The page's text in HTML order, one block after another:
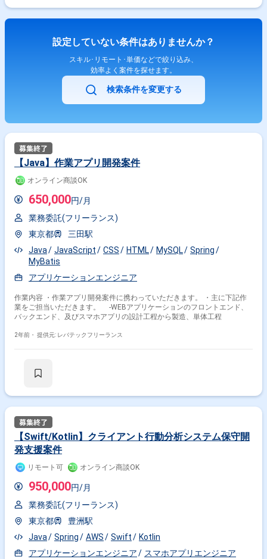
設定していない条件はありませんか？
スキル･リモート･単価などで絞り込み、
効率よく案件を探せます。
検索条件を変更する
【Java】作業アプリ開発案件
オンライン商談OK
650,000円/月
業務委託(フリーランス)
東京都
三田駅
Java
JavaScript CSS HTML MySQL
Spring
MyBatis
アプリケーションエンジニア
作業内容 ・作業アプリ開発案件に携わっていただきます。 ・主に下記作
業をご担当いただきます。 -WEBアプリケーションのフロントエンド、
バックエンド、及びスマホアプリの設計工程から製造、単体工程
2年前・ 提供元: レバテックフリーランス
【Swift/Kotlin】クライアント行動分析システム保守開
発支援案件
リモート可 オンライン商談OK
950,000円/月
業務委託(フリーランス)
東京都
豊洲駅
Java
Spring AWS Swift
Kotlin
アプリケーションエンジニア
スマホアプリエンジニア